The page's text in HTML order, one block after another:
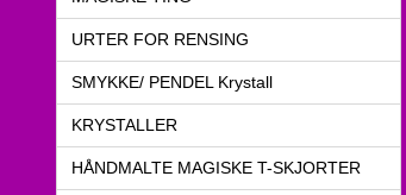
URTER FOR RENSING
SMYKKE/ PENDEL Krystall
KRYSTALLER
HÅNDMALTE MAGISKE T-SKJORTER